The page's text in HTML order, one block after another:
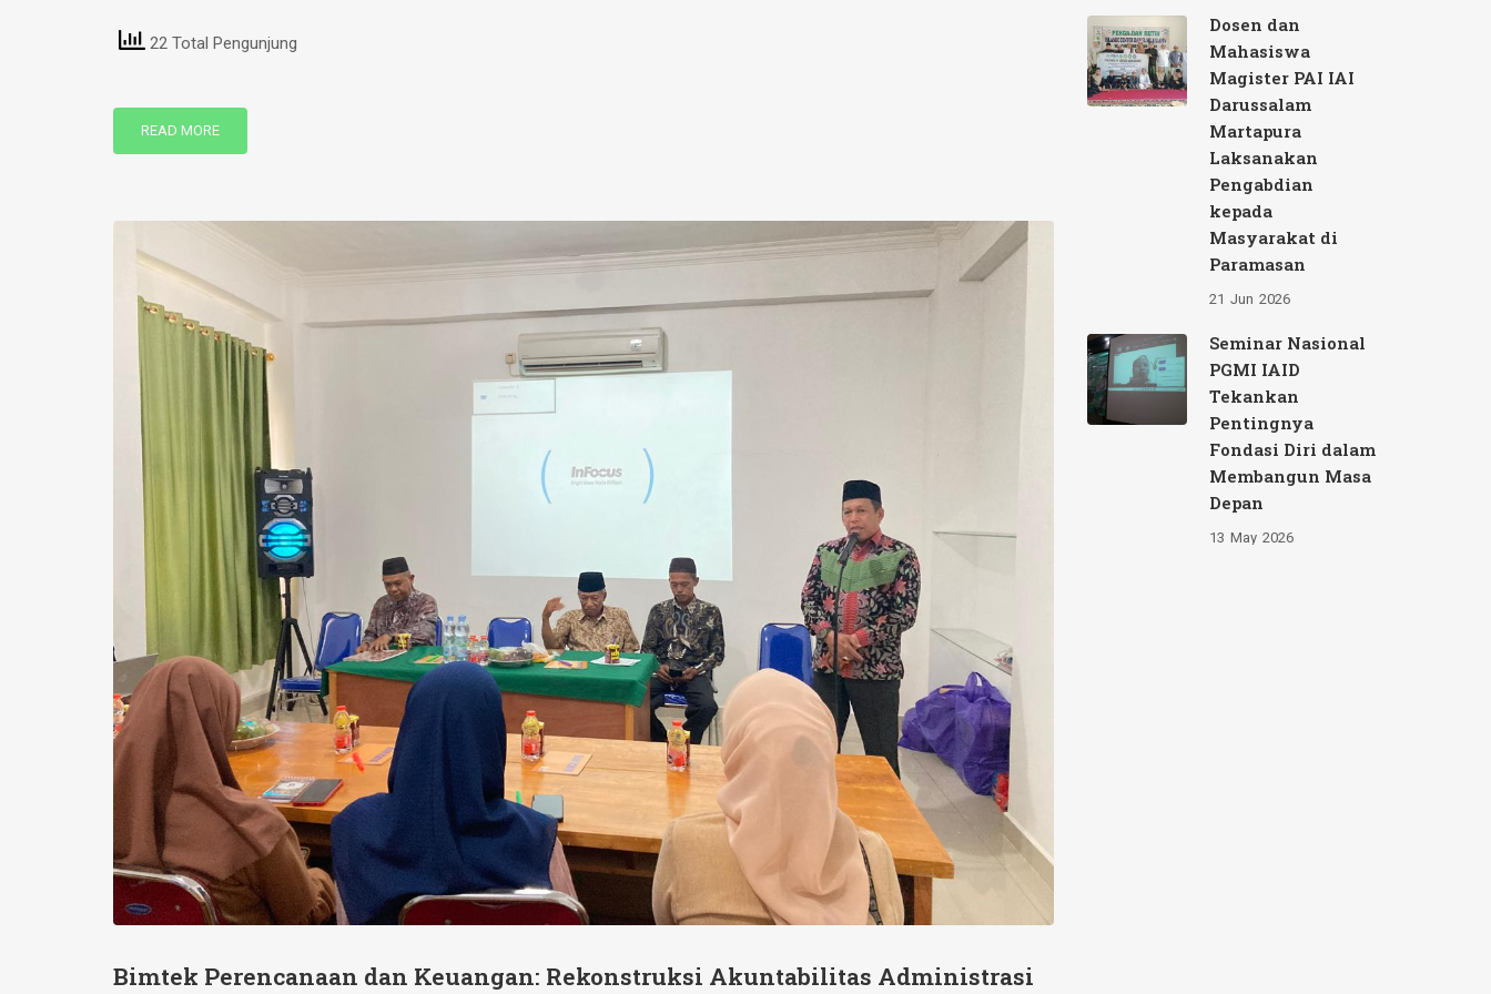
22 Total Pengunjung
READ MORE
Bimtek Perencanaan dan Keuangan: Rekonstruksi Akuntabilitas Administrasi
Dosen dan
Mahasiswa
Magister PAI IAI
Darussalam
Martapura
Laksanakan
Pengabdian
kepada
Masyarakat di
Paramasan
21 Jun 2026
Seminar Nasional
PGMI IAID
Tekankan
Pentingnya
Fondasi Diri dalam
Membangun Masa
Depan
13 May 2026